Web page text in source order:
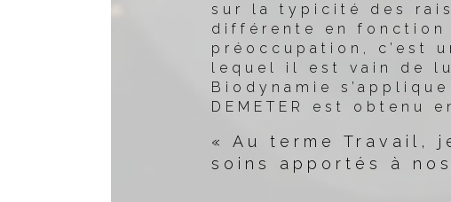
sur la typicité des
différente en fonction
préoccupation, c’est
lequel il est vain de
Biodynamie
DEMETER est obtenu
« Au terme Travail,
soins apportés à